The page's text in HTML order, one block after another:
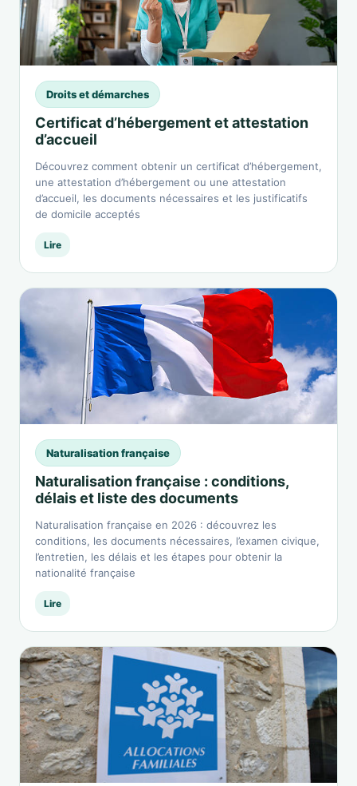
Droits et démarches
Certificat d’hébergement et attestation
d’accueil
Découvrez comment obtenir un certificat d’hébergement,
une attestation d’hébergement ou une attestation
d’accueil, les documents nécessaires et les justificatifs
de domicile acceptés
Lire
Naturalisation française
Naturalisation française : conditions,
délais et liste des documents
Naturalisation française en 2026 : découvrez les
conditions, les documents nécessaires, l’examen civique,
l’entretien, les délais et les étapes pour obtenir la
nationalité française
Lire